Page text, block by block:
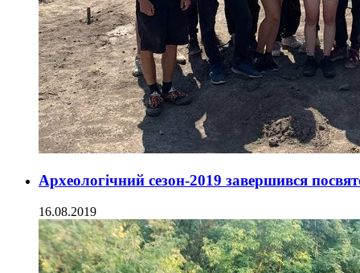
Археологічний сезон-2019 завершився
16.08.2019